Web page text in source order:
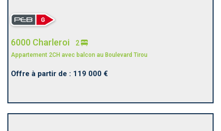
6000 Charleroi 2
Appartement 2CH avec balcon au Boulevard Tirou
Offre à partir de : 119 000 €